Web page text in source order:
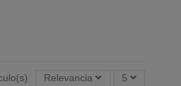
Relevancia 5